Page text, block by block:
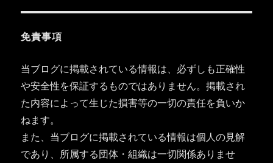
免責事項
当ブログに掲載されている情報は、必ずしも正確性
や安全性を保証するものではありません。掲載され
た内容によって生じた損害等の一切の責任を負いか
ねます。
また、当ブログに掲載されている情報は個人の見解
であり、所属する団体・組織は一切関係ありませ